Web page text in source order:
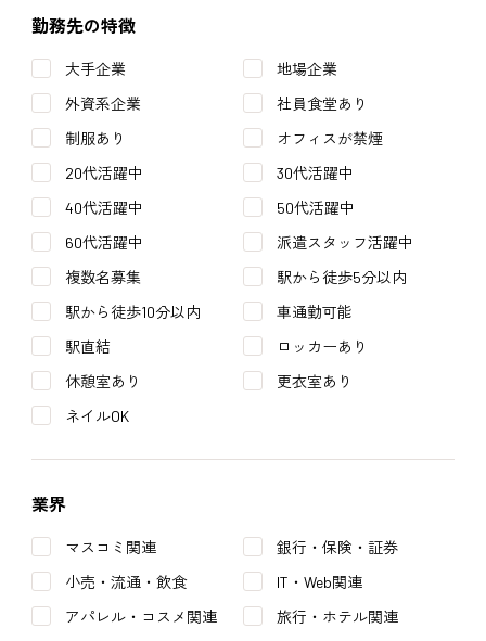
勤務先の特徴
大手企業
地場企業
外資系企業
社員食堂あり
制服あり
オフィスが禁煙
20代活躍中
30代活躍中
40代活躍中
50代活躍中
60代活躍中
派遣スタッフ活躍中
複数名募集
駅から徒歩5分以内
駅から徒歩10分以内
車通勤可能
駅直結
ロッカーあり
休憩室あり
更衣室あり
ネイルOK
業界
マスコミ関連
銀行・保険・証券
小売・流通・飲食
IT・Web関連
アパレル・コスメ関連
旅行・ホテル関連